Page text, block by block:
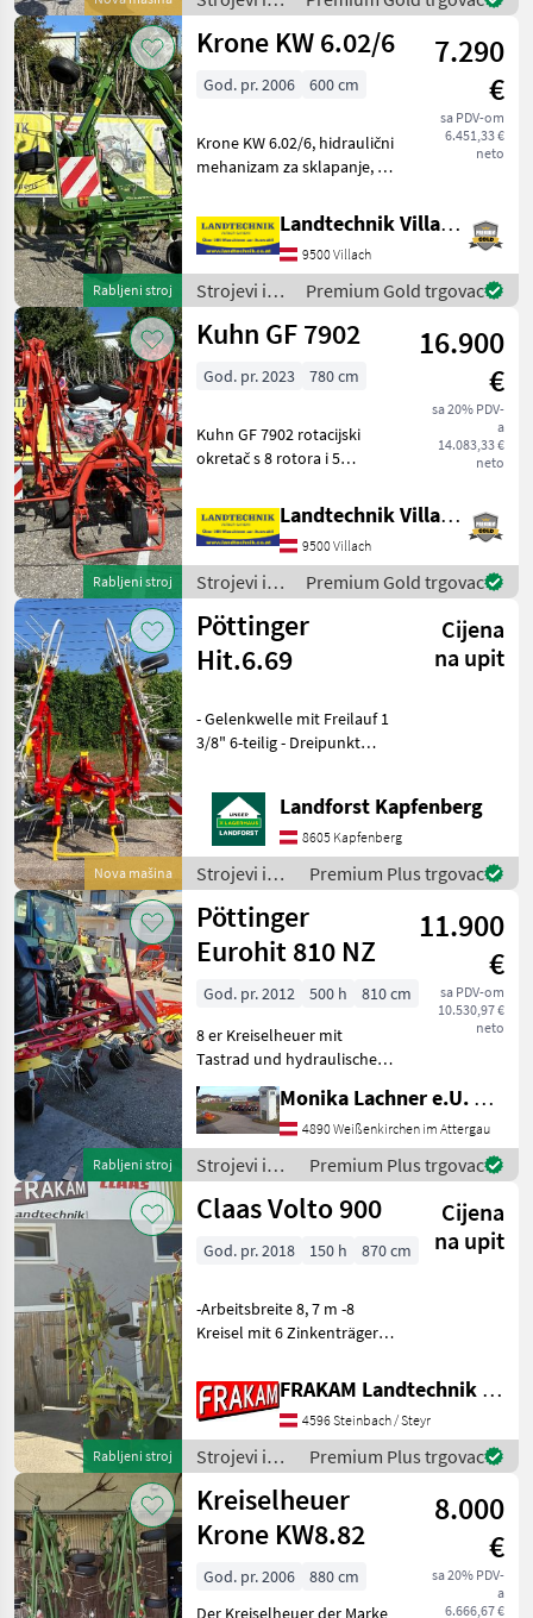
Hidraulično podešavanje
visine, Nošeni
oprema za
travu i
Fendt
Rabljeni stroj
Krone KW 6.02/6
7.290
€
sa PDV-om
6.451,33 €
neto
God. pr. 2006 600 cm
Krone KW 6.02/6, hidraulični
mehanizam za sklapanje, 5
okvir i amortizeri, prednje i
stražnje potporne noge,
podesivi kut rasipanja, zašti
Landtechnik Villach GmbH
9500 Villach
Strojevi i
oprema za
travu i
Krone
Premium Gold trgovac
Rabljeni stroj
Kuhn GF 7902
16.900
€
sa 20% PDV-
a
14.083,33 €
neto
God. pr. 2023 780 cm
Kuhn GF 7902 rotacijski
okretač s 8 rotora i 5
amortizeri, kotač za
mjerenje, hidraulični uređaj
za granično posipanje,
podešavanje kuta posipanj
Landtechnik Villach GmbH
9500 Villach
Strojevi i
oprema za
travu i
baliranje /
Kuhn
Premium Gold trgovac
Nova mašina
Pöttinger
Hit.6.69
Cijena
na upit
- Gelenkwelle mit Freilauf 1
3/8" 6-teilig - Dreipunkt
Zinke 10 mm - Antrieb 540
U/min - Warntafeln mit
Beleuchtung - hydraulische
Vorgewende
Landforst Kapfenberg
8605 Kapfenberg
Strojevi i
oprema za
travu i
baliranje /
Pöttinger
Premium Plus trgovac
Rabljeni stroj
Pöttinger
Eurohit 810 NZ
11.900
€
sa PDV-om
10.530,97 €
neto
God. pr. 2012 500 h
810 cm
8 er Kreiselheuer mit
Tastrad und hydraulische
Grenzstreueinrichtung nur
950 kg. Topzustand,
Breitreifen,
Dämpfungsstreben, auch
andere Größen und Marken
auf Lager v
Monika Lachner e.U. Maschinenhandel
4890 Weißenkirchen im Attergau
Strojevi i
oprema za
travu i
Pöttinger
Premium Plus trgovac
Rabljeni stroj
Claas Volto 900
Cijena
na upit
God. pr. 2018 150 h 870 cm
-Arbeitsbreite 8, 7 m -8
Kreisel mit 6 Zinkenträger
Pralltuch zur
Randstreubegrenzung,
hydraulische Schwenkung -
Tastrad am Dreipunkt-Bock
FRAKAM Landtechnik GmbH
4596 Steinbach / Steyr
Strojevi i
oprema za
travu i
baliranje /
Claas
Premium Plus trgovac
Kreiselheuer
Krone KW8.82
8.000
€
sa 20% PDV-
a
6.666,67 €
God. pr. 2006
880 cm
Der Kreiselheuer der Marke